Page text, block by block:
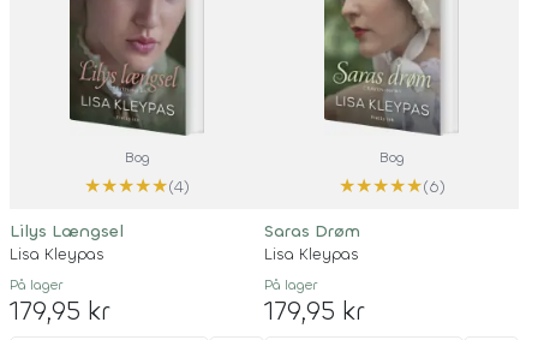
Bog
★★★★★(4)
Lilys Længsel
Lisa Kleypas
På lager
179,95 kr
Bog
★★★★★(6)
Saras Drøm
Lisa Kleypas
På lager
179,95 kr